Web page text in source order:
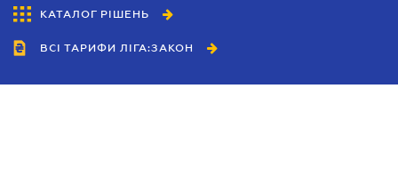
КАТАЛОГ РІШЕНЬ
ВСІ ТАРИФИ ЛІГА:ЗАКОН